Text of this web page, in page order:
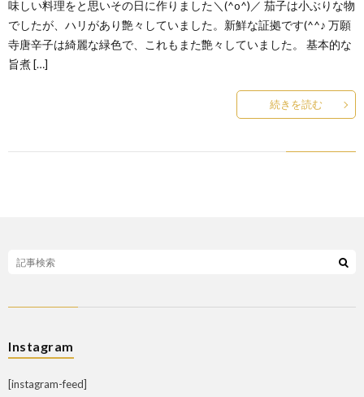
味しい料理をと思いその日に作りました＼(^o^)／ 茄子は小ぶりな物
でしたが、ハリがあり艶々していました。新鮮な証拠です(^^♪ 万願
寺唐辛子は綺麗な緑色で、これもまた艶々していました。 基本的な
旨煮 […]
続きを読む
Instagram
[instagram-feed]